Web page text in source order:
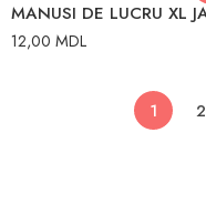
12,00 MDL
1 2